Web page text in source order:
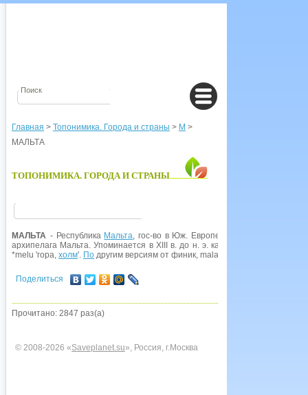
Главная > Топонимика. Города и страны > М >
МАЛЬТА
ТОПОНИМИКА. ГОРОДА И СТРАНЫ
МАЛЬТА - Республика Мальта, гос-во в Юж. Европе, на Мальтийском
архипелага Мальта. Упоминается в XIII в. до н. э. как финик, колония
*melu 'гора, холм'. По другим версиям от финик, malat 'гавань', греч. melita
Поделиться
Прочитано: 2847 раз(а)
© 2008-2026 «Saveplanet.su», Россия, г.Москва